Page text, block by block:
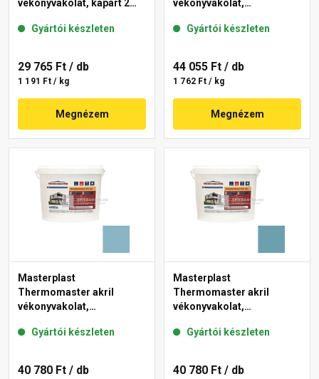
vékonyvakolat, kapart 2
Gyártói készleten
29 765 Ft / db
1 191 Ft / kg
Megnézem
vékonyvakolat,
36-C 25 kg
Gyártói készleten
44 055 Ft / db
1 762 Ft / kg
Megnézem
Masterplast
Thermomaster akril
vékonyvakolat,
36-D 25 kg
Gyártói készleten
40 780 Ft / db
Masterplast
Thermomaster akril
vékonyvakolat,
36-C 25 kg
Gyártói készleten
40 780 Ft / db